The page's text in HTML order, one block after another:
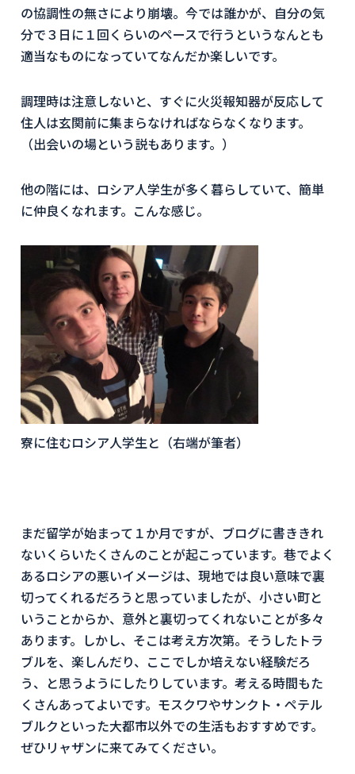
の協調性の無さにより崩壊。今では誰かが、自分の気
分で３日に１回くらいのペースで行うというなんとも
適当なものになっていてなんだか楽しいです。
調理時は注意しないと、すぐに火災報知器が反応して
住人は玄関前に集まらなければならなくなります。
（出会いの場という説もあります。）
他の階には、ロシア人学生が多く暮らしていて、簡単
に仲良くなれます。こんな感じ。
寮に住むロシア人学生と（右端が筆者）
まだ留学が始まって１か月ですが、ブログに書ききれ
ないくらいたくさんのことが起こっています。巷でよく
あるロシアの悪いイメージは、現地では良い意味で裏
切ってくれるだろうと思っていましたが、小さい町と
いうことからか、意外と裏切ってくれないことが多々
あります。しかし、そこは考え方次第。そうしたトラ
ブルを、楽しんだり、ここでしか培えない経験だろ
う、と思うようにしたりしています。考える時間もた
くさんあってよいです。モスクワやサンクト・ペテル
ブルクといった大都市以外での生活もおすすめです。
ぜひリャザンに来てみてください。